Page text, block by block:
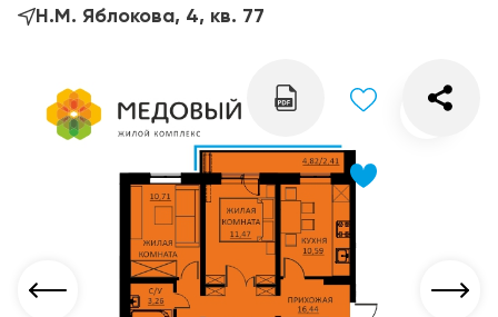
Н.М. Яблокова, 4, кв. 77